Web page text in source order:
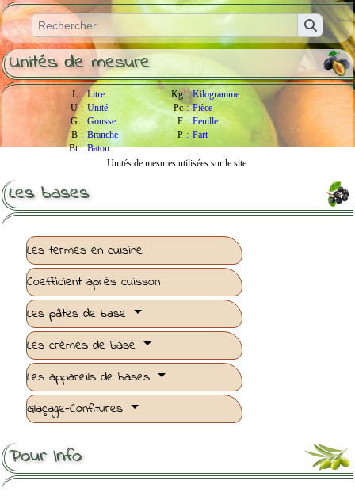
Unités de mesure
L : Litre Kg : Kilogramme
U : Unité Pc : Pièce
G : Gousse F : Feuille
B : Branche P : Part
Bt : Baton
Unités de mesures utilisées sur le site
Les bases
Les termes en cuisine
Coefficient après cuisson
Les pâtes de base
Les crémes de base
Les appareils de bases
Glaçage-Confitures
Pour Info